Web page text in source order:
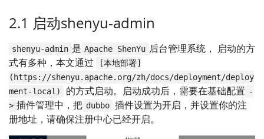
2.1 启动shenyu-admin
shenyu-admin 是 Apache ShenYu 后台管理系统， 启动的方
式有多种，本文通过
[本地部署]
(https://shenyu.apache.org/zh/docs/deployment/deploy
ment-local)
的方式启动。启动成功后，需要在基础配置 -
> 插件管理中，把 dubbo 插件设置为开启，并设置你的注
册地址，请确保注册中心已经开启。